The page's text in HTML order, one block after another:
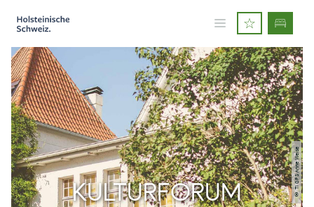
© TI GPS Anne Weise
KULTURFORUM